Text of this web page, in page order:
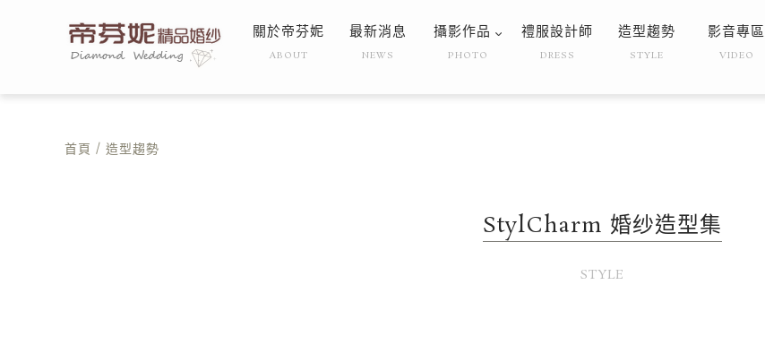
關於帝芬妮
ABOUT
最新消息
NEWS
攝影作品
PHOTO
禮服設計師
DRESS
造型趨勢
STYLE
影音專區
VIDEO
首頁 / 造型趨勢
StylCharm 婚纱造型集
STYLE